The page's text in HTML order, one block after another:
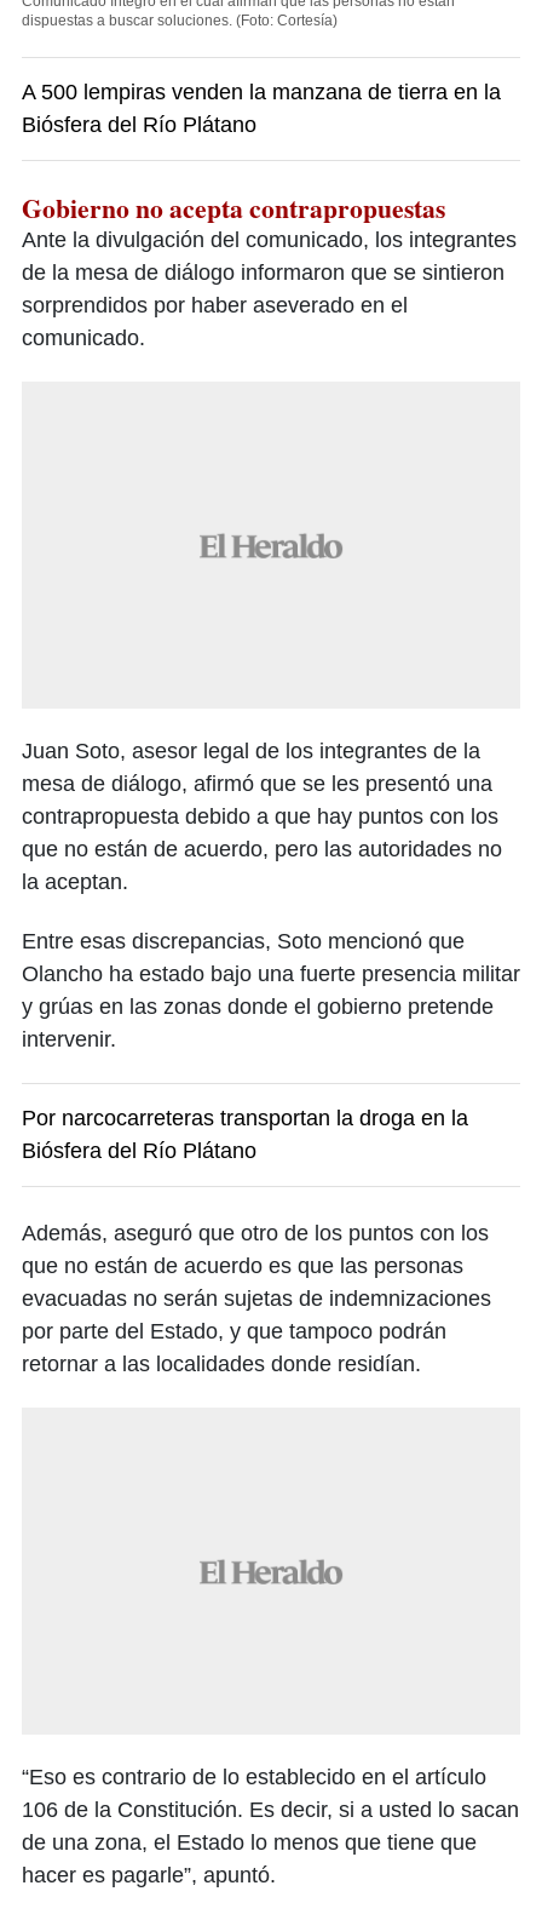
dispuestas a buscar soluciones. (Foto: Cortesía)
A 500 lempiras venden la manzana de tierra en la
Biósfera del Río Plátano
Gobierno no acepta contrapropuestas
Ante la divulgación del comunicado, los integrantes
de la mesa de diálogo informaron que se sintieron
sorprendidos por haber aseverado en el
comunicado.
Juan Soto, asesor legal de los integrantes de la
mesa de diálogo, afirmó que se les presentó una
contrapropuesta debido a que hay puntos con los
que no están de acuerdo, pero las autoridades no
la aceptan.
Entre esas discrepancias, Soto mencionó que
Olancho ha estado bajo una fuerte presencia militar
y grúas en las zonas donde el gobierno pretende
intervenir.
Por narcocarreteras transportan la droga en la
Biósfera del Río Plátano
Además, aseguró que otro de los puntos con los
que no están de acuerdo es que las personas
evacuadas no serán sujetas de indemnizaciones
por parte del Estado, y que tampoco podrán
retornar a las localidades donde residían.
“Eso es contrario de lo establecido en el artículo
106 de la Constitución. Es decir, si a usted lo sacan
de una zona, el Estado lo menos que tiene que
hacer es pagarle”, apuntó.